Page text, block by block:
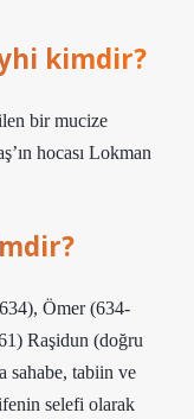
kimdir?
bir mucize
hocası Lokman
Ömer (634-
Raşidun (doğru
sahabe, tabiin ve
selefi olarak